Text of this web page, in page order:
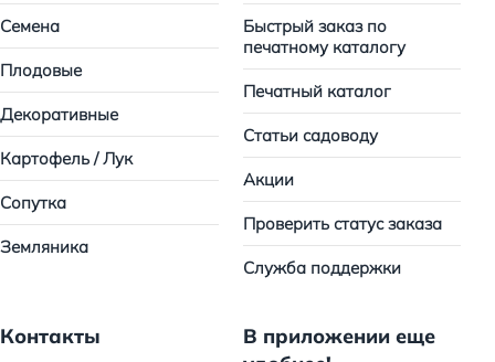
Семена
Плодовые
Декоративные
Картофель / Лук
Сопутка
Земляника
Быстрый заказ по
печатному каталогу
Печатный каталог
Статьи садоводу
Акции
Проверить статус заказа
Служба поддержки
Контакты
В приложении еще